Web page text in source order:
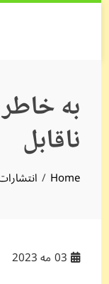
Skip
به
ناقابل
Home
03مه 2023